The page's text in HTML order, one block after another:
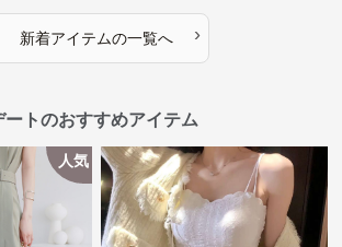
新着アイテムの一覧へ ›
トのおすすめアイテム
人気